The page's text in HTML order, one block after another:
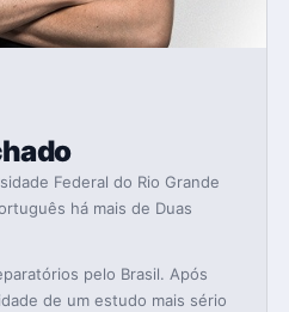
Federal do Rio Grande
há mais de Duas
pelo Brasil. Após
de um estudo mais sério